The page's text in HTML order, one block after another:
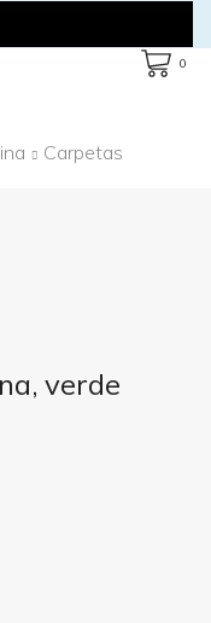
0
Carpetas
verde